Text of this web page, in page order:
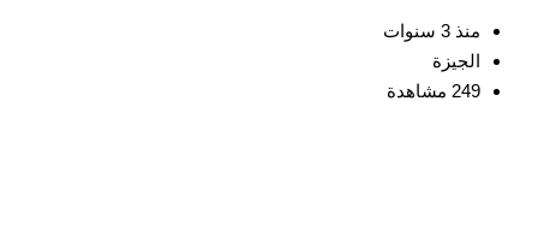
منذ 3 سنوات
الجيزة
249 مشاهدة